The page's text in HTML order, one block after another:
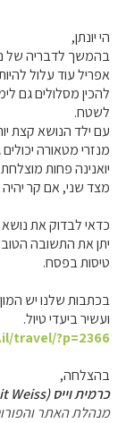
הי יונתן,
בהמשך לדבריה של
אפריל עוד עלול
להכין מסלולים גם
לשטח.
עם ילד הנושא קצת
מנזרי מטאורה
יואנינה פחות
מצד שני, אם קר יהיה
כדאי לבדוק את נושא
יתן את התשובה
טיסות בפסח.
בכתבות שלנו יש
ועשיר ביעדי טיול.
travel/?p=2366
בהצלחה,
כרמית וייס (Carmit Weiss)
מנהלת האתר